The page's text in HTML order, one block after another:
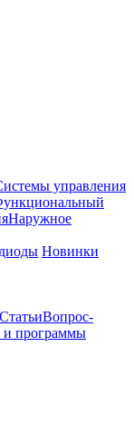
управления
Наружное
Новинки
СтатьиВопрос-
программы